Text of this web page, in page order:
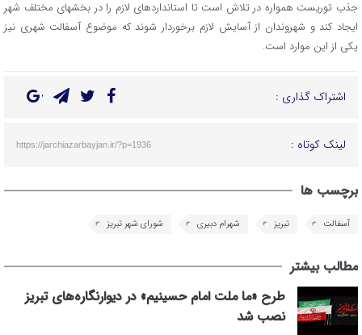
جذب توریست همواره در تلاش است تا استانداردهای لازم را در بخشهای مختلف شهر
ایجاد کند و شهروندان از آسایش لازم برخوردار شوند که موضوع آسفالت شهری نیز
یکی از این موارد است.
اشتراک گذاری :
لینک کوتاه : https://jarchiazarbayjan.ir/?p=1936
برچسب ها
آسفالت تبریز شهرام دبیری شورای شهر تبریز
مطالب بیشتر
طرح «ما ملت امام حسینیم» در دیوارنگاره‌های تبریز
نصب شد